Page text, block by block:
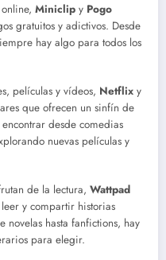
Miniclip y Pogo
gratuitos y adictivos. Desde
hay algo para todos los
películas y vídeos, Netflix y
que ofrecen un sinfín de
desde comedias
nuevas películas y
de la lectura, Wattpad
y compartir historias
novelas hasta fanfictions, hay
para elegir.